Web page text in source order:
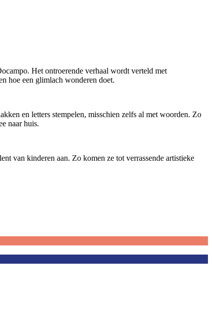
Het ontroerende verhaal wordt verteld met
hoe een glimlach wonderen doet.
en letters stempelen, misschien zelfs al met woorden. Zo
naar huis.
van kinderen aan. Zo komen ze tot verrassende artistieke